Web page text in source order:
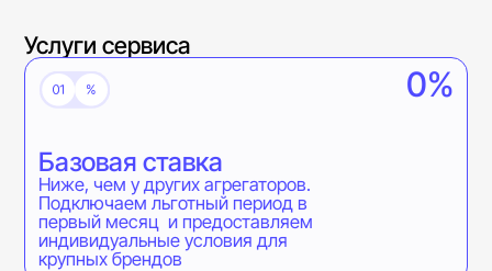
Услуги сервиса
0%
Базовая ставка
Ниже, чем у других агрегаторов.
Подключаем льготный период в
первый месяц и предоставляем
индивидуальные условия для
крупных брендов